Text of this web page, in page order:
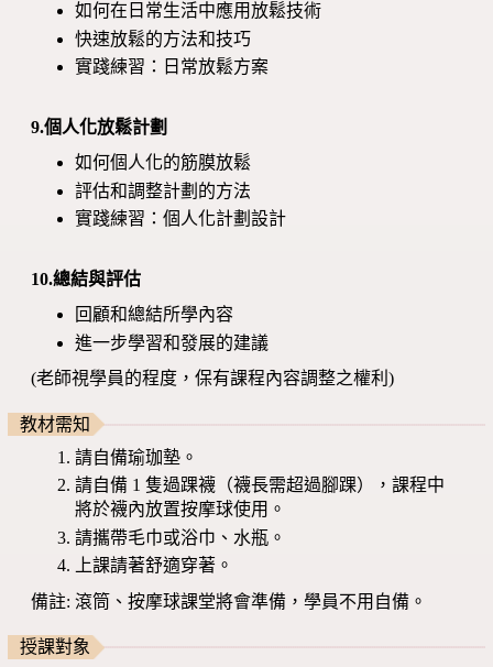
如何在日常生活中應用放鬆技術
快速放鬆的方法和技巧
實踐練習：日常放鬆方案
9.個人化放鬆計劃
如何個人化的筋膜放鬆
評估和調整計劃的方法
實踐練習：個人化計劃設計
10.總結與評估
回顧和總結所學內容
進一步學習和發展的建議
(老師視學員的程度，保有課程內容調整之權利)
教材需知
請自備瑜珈墊。
請自備 1 隻過踝襪（襪長需超過腳踝），課程中
將於襪內放置按摩球使用。
請攜帶毛巾或浴巾、水瓶。
上課請著舒適穿著。
備註: 滾筒、按摩球課堂將會準備，學員不用自備。
授課對象